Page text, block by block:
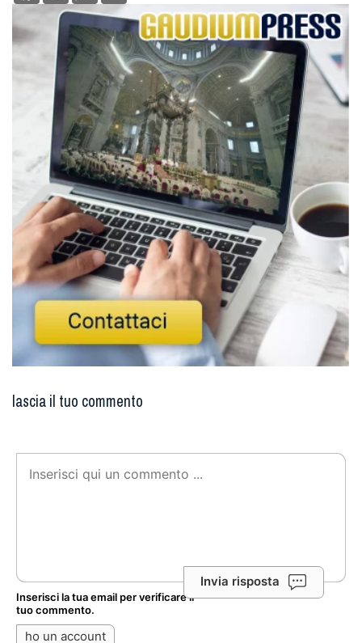
lascia il tuo commento
Invia risposta
Inserisci la tua email per verificare il
tuo commento.
ho un account